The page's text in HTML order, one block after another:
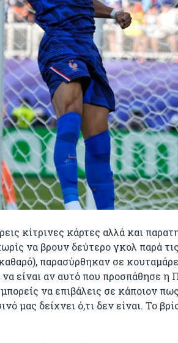
κίτρινες κάρτες αλλά και
να βρουν δεύτερο γκολ παρά
παρασύρθηκαν σε
είναι αν αυτό που προσπάθησε η
να επιβάλεις σε κάποιον
μας δείχνει ό,τι δεν είναι. Το